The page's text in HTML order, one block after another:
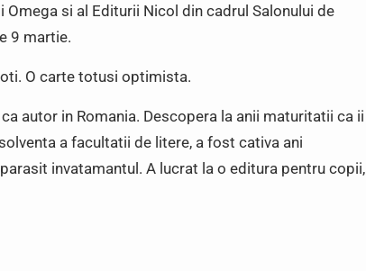
si al Editurii Nicol din cadrul Salonului de
9 martie.
O carte totusi optimista.
autor in Romania. Descopera la anii maturitatii ca ii
a facultatii de litere, a fost cativa ani
invatamantul. A lucrat la o editura pentru copii,